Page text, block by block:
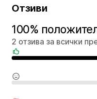
Отзиви
100%
2 отзива за всички
Положителни отзиви
Неутрални отзиви